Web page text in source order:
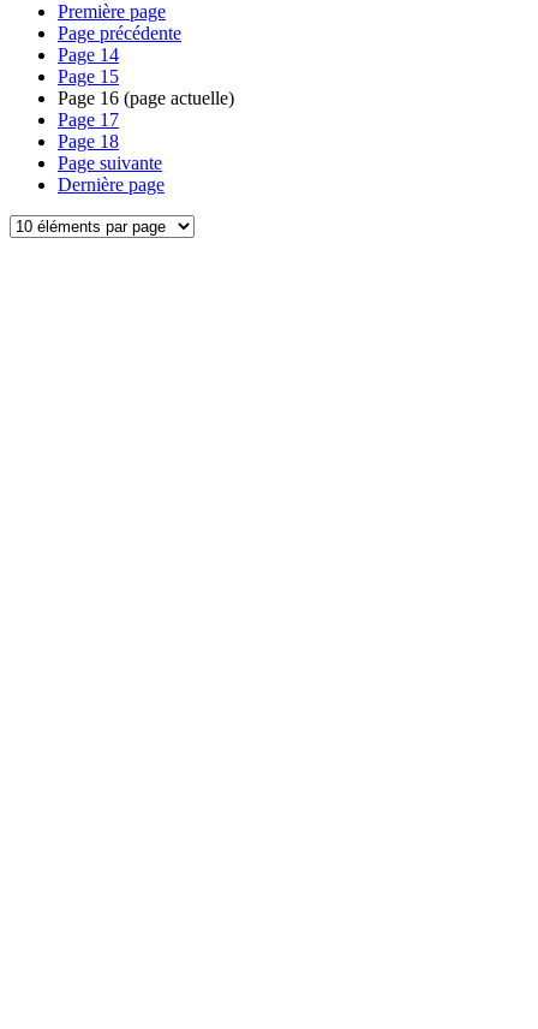
Première page
Page précédente
Page 14
Page 15
Page 16 (page actuelle)
Page 17
Page 18
Page suivante
Dernière page